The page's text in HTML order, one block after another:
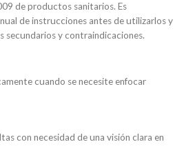
de productos sanitarios. Es
de instrucciones antes de utilizarlos y
secundarios y contraindicaciones.
cuando se necesite enfocar
con necesidad de una visión clara en